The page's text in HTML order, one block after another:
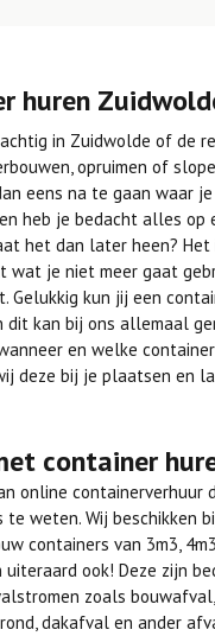
huren
in Zuidwolde of de
opruimen of
eens na te gaan waar
heb je bedacht alles op
het dan later heen?
wat je niet meer gaat
Gelukkig kun jij een
dit kan bij ons allemaal
en welke
deze bij je plaatsen en
container
online containerverhuur
te weten. Wij beschikken
containers van 3m3,
uiteraard ook! Deze zijn
zoals
dakafval en ander